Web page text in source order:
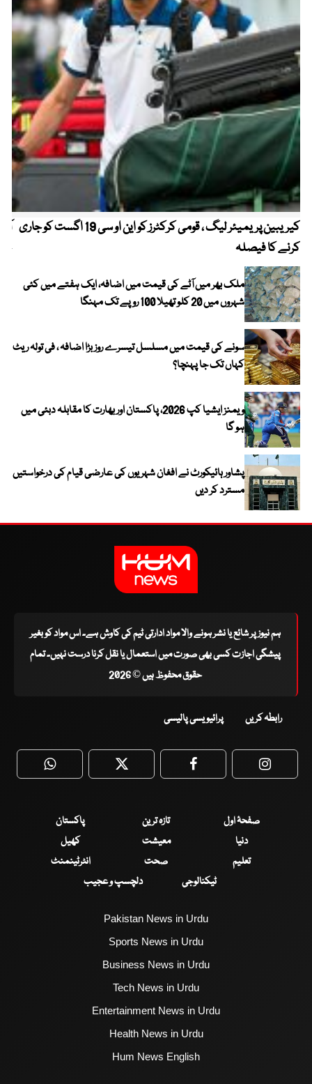
کیریبین پریمیئر لیگ ، قومی کرکٹرز کو این او سی 19 اگست کو جاری
کرنے کا فیصلہ
ملک بھر میں آٹے کی قیمت میں اضافہ، ایک ہفتے میں کئی
شہروں میں 20 کلو تھیلا 100 روپے تک مہنگا
سونے کی قیمت میں مسلسل تیسرے روز بڑا اضافہ ، فی تولہ ریٹ
کہاں تک جا پہنچا؟
ویمنز ایشیا کپ 2026، پاکستان اور بھارت کا مقابلہ دبئی میں
ہو گا
پشاور ہائیکورٹ نے افغان شہریوں کی عارضی قیام کی درخواستیں
مسترد کر دیں
ہم نیوز پر شائع یا نشر ہونے والا مواد ادارتی ٹیم کی کاوش ہے۔ اس مواد کو بغیر
پیشگی اجازت کسی بھی صورت میں استعمال یا نقل کرنا درست نہیں۔ تمام
حقوق محفوظ ہیں © 2026
رابطہ کریں پرائیویسی پالیسی
WhatsApp Twitter Facebook
صفحۂ اول تازہ ترین
پاکستان
دنیا
معیشت
کھیل
تعلیم
صحت
انٹرٹینمنٹ
ٹیکنالوجی
دلچسپ و عجیب
Pakistan News in Urdu
Sports News in Urdu
Business News in Urdu
Tech News in Urdu
Entertainment News in Urdu
Health News in Urdu
Hum News English